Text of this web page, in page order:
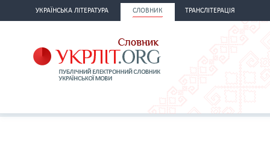
УКРАЇНСЬКА ЛІТЕРАТУРА СЛОВНИК ТРАНСЛІТЕРАЦІЯ